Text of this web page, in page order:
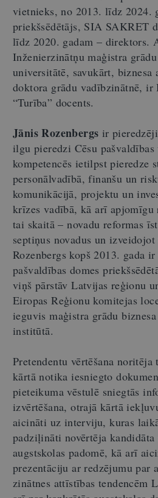
vietnieks, no 2013. līdz 2024.
priekšsēdētājs, SIA SAKRET
līdz 2020. gadam – direktors.
Inženierzinātņu maģistra
universitātē, savukārt, biznesa
doktora grādu vadībzinātnē, ir
“Turība” docents.
Jānis Rozenbergs ir
ilgu pieredzi Cēsu
kompetencēs ietilpst pieredze
personālvadībā, finanšu un
komunikācijā, projektu un
krīzes vadībā, kā arī apjomīgu
tai skaitā – novadu reformas
septiņus novadus un izveidojot
Rozenbergs kopš 2013. gada
pašvaldības domes
viņš pārstāv Latvijas reģionu
Eiropas Reģionu komitejas
ieguvis maģistra grādu
institūtā.
Pretendentu vērtēšana
kārtā notika iesniegto
pieteikuma vēstulē sniegtās
izvērtēšana, otrajā kārtā
aicināti uz interviju, kuras
padziļināti novērtēja
augstskolas padomē, kā arī
prezentāciju ar redzējumu par
zinātnes attīstības tendencēm